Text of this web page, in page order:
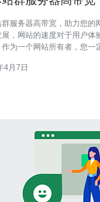
服务器高带宽，助力您的网站加速 随
展，网站的速度对于用户体
作为一个网站所有者，您一
最佳选择。本文将介绍日
4月7日